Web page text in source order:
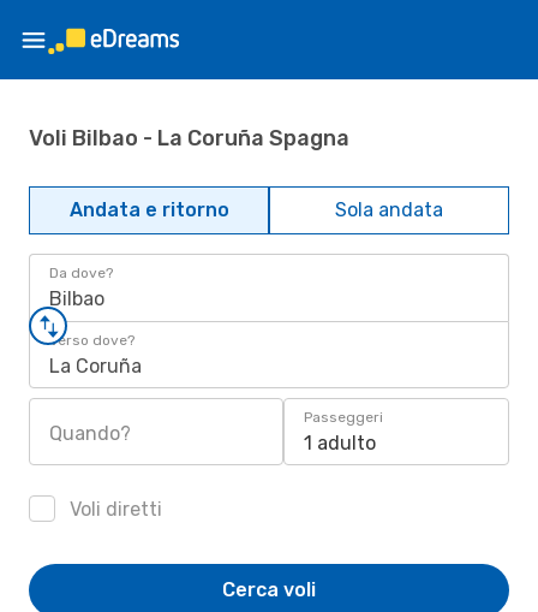
Voli Bilbao - La Coruña Spagna
Andata e ritorno Sola andata
Da dove?
Bilbao
Verso dove?
La Coruña
Quando?
Passeggeri
1 adulto
Voli diretti
Cerca voli